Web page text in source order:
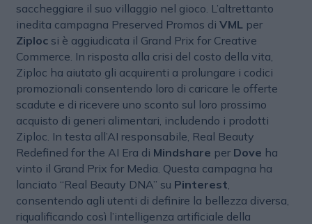
saccheggiare il suo villaggio nel gioco. L’altrettanto
inedita campagna Preserved Promos di VML per
Ziplocsi è aggiudicata il Grand Prix for Creative
Commerce. In risposta alla crisi del costo della vita,
Ziploc ha aiutato gli acquirenti a prolungare i codici
promozionali consentendo loro di caricare le offerte
scadute e di ricevere uno sconto sul loro prossimo
acquisto di generi alimentari, includendo i prodotti
Ziploc. In testa all’AI responsabile, Real Beauty
Redefined for the AI Era di Mindshare per Dove ha
vinto il Grand Prix for Media. Questa campagna ha
lanciato “Real Beauty DNA” su Pinterest
consentendo agli utenti di definire la bellezza diversa,
riqualificando così l’intelligenza artificiale della